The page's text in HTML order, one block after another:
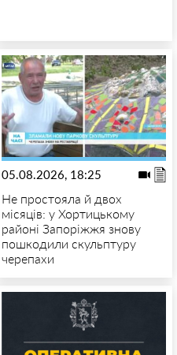
05.08.2026, 18:25
Не простояла й двох
місяців: у Хортицькому
районі Запоріжжя знову
пошкодили скульптуру
черепахи